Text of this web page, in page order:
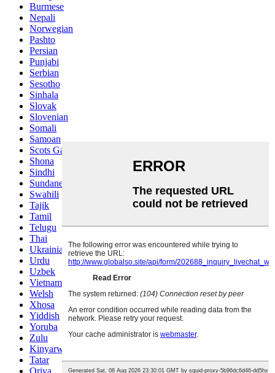
Burmese
Nepali
Norwegian
Pashto
Persian
Punjabi
Serbian
Sesotho
Sinhala
Slovak
Slovenian
Somali
Samoan
Scots Gaelic
Shona
Sindhi
Sundanese
Swahili
Tajik
Tamil
Telugu
Thai
Ukrainian
Urdu
Uzbek
Vietnamese
Welsh
Xhosa
Yiddish
Yoruba
Zulu
Kinyarwanda
Tatar
Oriya